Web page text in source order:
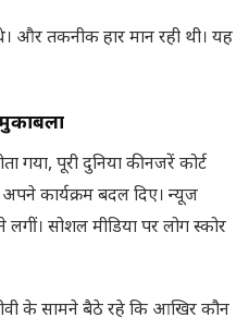
और तकनीक हार मान रही थी। यह
पूरी दुनिया की नजरें कोर्ट
कार्यक्रम बदल दिए। न्यूज
सोशल मीडिया पर लोग स्कोर
के सामने बैठे रहे कि आखिर कौन